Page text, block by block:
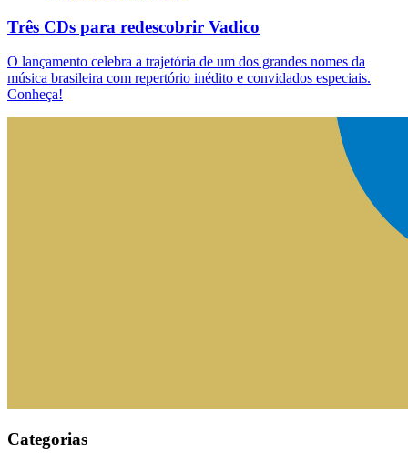
Três CDs para redescobrir Vadico
O lançamento celebra a trajetória de um dos grandes nomes da
música brasileira com repertório inédito e convidados especiais.
Conheça!
Categorias